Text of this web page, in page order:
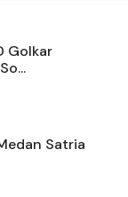
Golkar
Satria